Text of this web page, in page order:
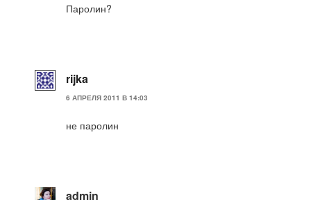
Паролин?
rijka
6 АПРЕЛЯ 2011 В 14:03
не паролин
admin